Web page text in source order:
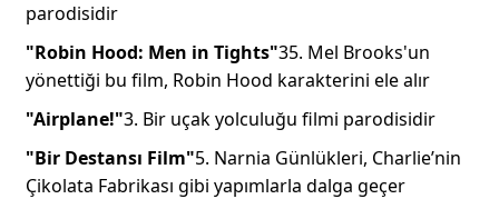
parodisidir
"Robin Hood: Men in Tights"35. Mel Brooks'un
yönettiği bu film, Robin Hood karakterini ele alır
"Airplane!"3. Bir uçak yolculuğu filmi parodisidir
"Bir Destansı Film"5. Narnia Günlükleri, Charlie’nin
Çikolata Fabrikası gibi yapımlarla dalga geçer